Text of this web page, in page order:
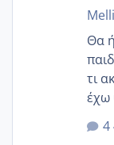
Melli
Θα
τι
έχω